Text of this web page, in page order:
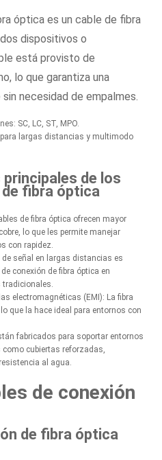
óptica es un cable de fibra
dispositivos o
está provisto de
lo que garantiza una
necesidad de empalmes.
SC, LC, ST, MPO.
largas distancias y multimodo
de los
fibra óptica
de fibra óptica ofrecen mayor
lo que les permite manejar
con rapidez.
de señal en largas distancias es
conexión de fibra óptica en
tradicionales.
electromagnéticas (EMI): La fibra
que la hace ideal para entornos con
fabricados para soportar entornos
cubiertas reforzadas,
al agua.
de conexión
de fibra óptica